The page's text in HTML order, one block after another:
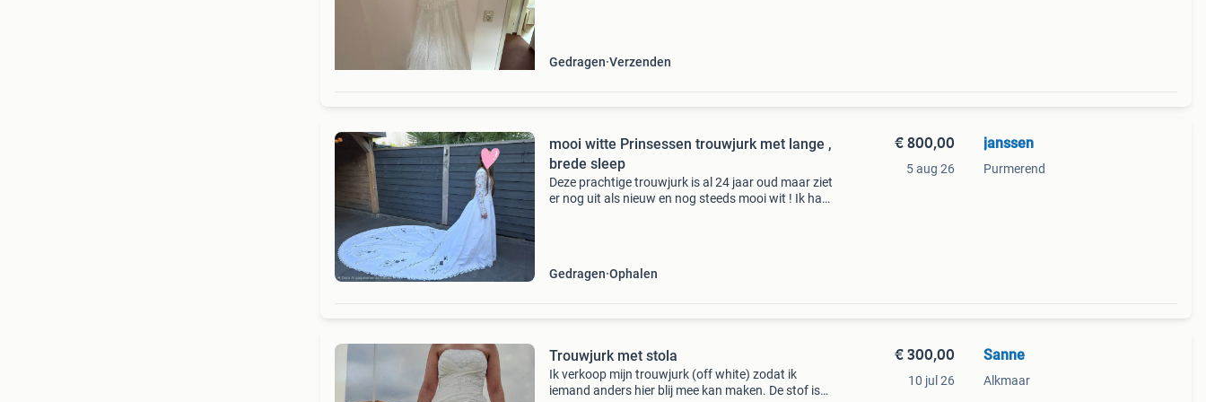
Gedragen Verzenden
mooi witte Prinsessen trouwjurk met lange ,
brede sleep
Deze prachtige trouwjurk is al 24 jaar oud maar ziet
er nog uit als nieuw en nog steeds mooi wit ! Ik had
Gedragen Ophalen
€ 800,00
5 aug 26
janssen
Purmerend
Trouwjurk met stola
Ik verkoop mijn trouwjurk (off white) zodat ik
iemand anders hier blij mee kan maken. De stof is
€ 300,00
10 jul 26
Sanne
Alkmaar